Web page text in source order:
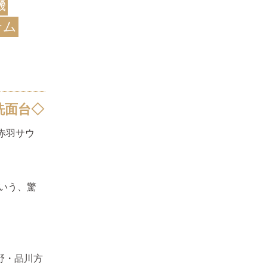
面台◇
羽サウ
う、驚
・品川方